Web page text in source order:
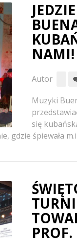
NAMI!
Autor
Muzyki
się
gdzie śpiewała